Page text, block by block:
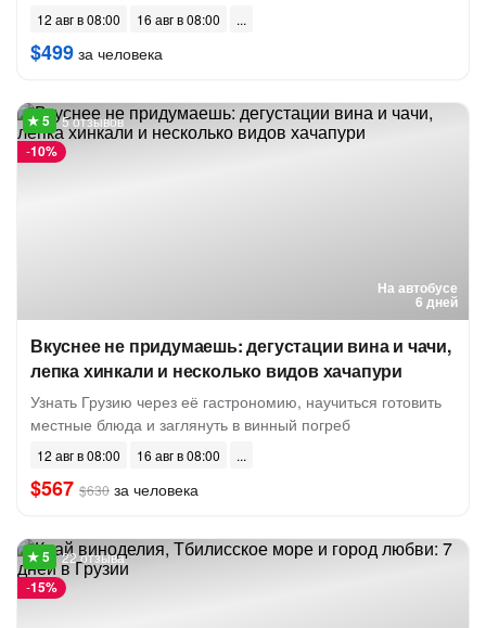
12 авг в 08:00 16 авг в 08:00
$499 за человека
На автобусе
6 дней
-10%
5 отзывов
Вкуснее не придумаешь: дегустации вина и чачи,
лепка хинкали и несколько видов хачапури
Узнать Грузию через её гастрономию, научиться готовить
местные блюда и заглянуть в винный погреб
12 авг в 08:00 16 авг в 08:00
$567 $630 за человека
-15%
22 отзыва